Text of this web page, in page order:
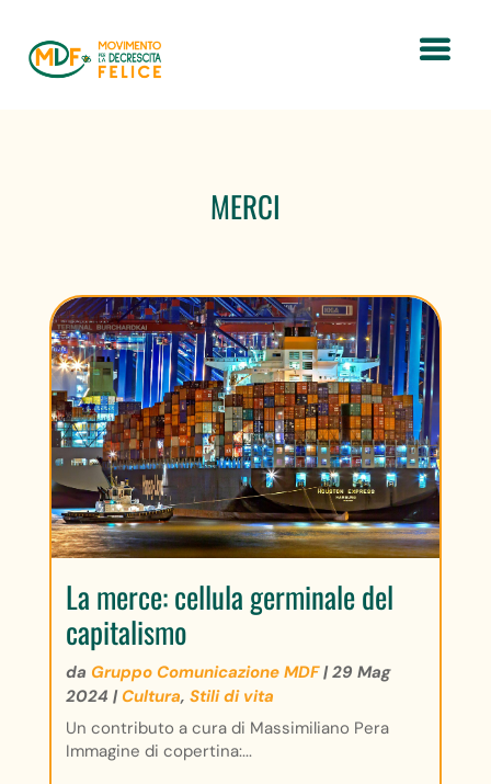
MERCI
La merce: cellula germinale del
capitalismo
da Gruppo Comunicazione MDF|29 Mag
2024 | Cultura, Stili di vita
Un contributo a cura di Massimiliano Pera
Immagine di copertina:...